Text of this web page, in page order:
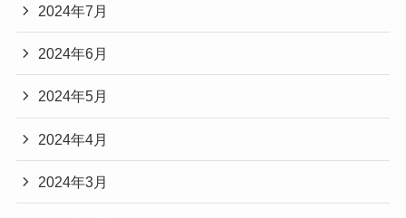
2024年7月
2024年6月
2024年5月
2024年4月
2024年3月